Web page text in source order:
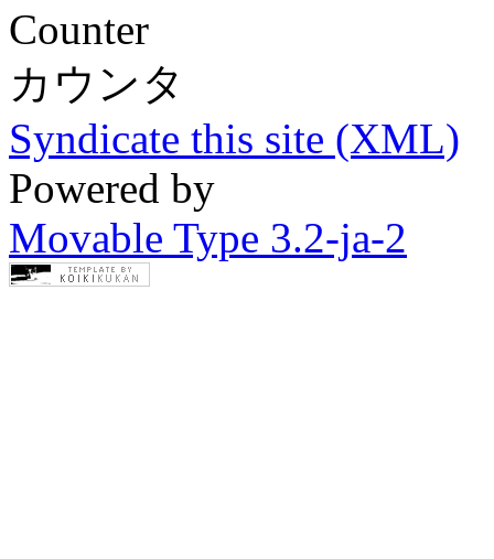
Counter
カウンタ
Syndicate this site (XML)
Powered by
Movable Type 3.2-ja-2